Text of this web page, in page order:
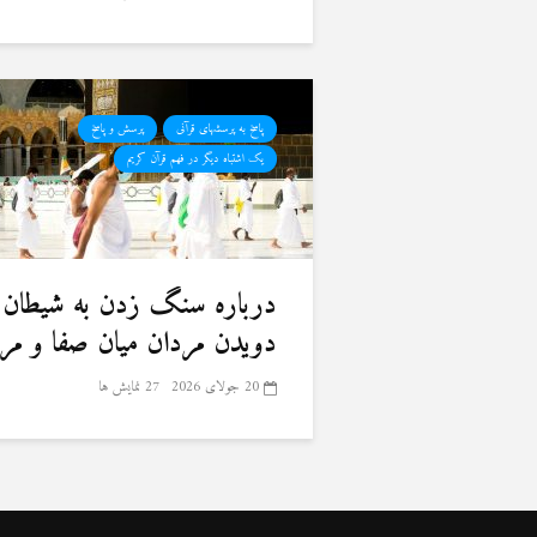
پاسخ به پرسشهای قرآنی
پرسش و پاسخ
یک اشتباه دیگر در فهم قرآن کریم
درباره سنگ زدن به
دویدن مردان میان صفا و
20 جولای 2026 27 نمایش ها